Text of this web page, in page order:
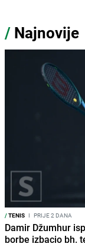
/ Najnovije
/TENIS I PRIJE 2 DANA
Damir Džumhur
borbe izbacio bh.